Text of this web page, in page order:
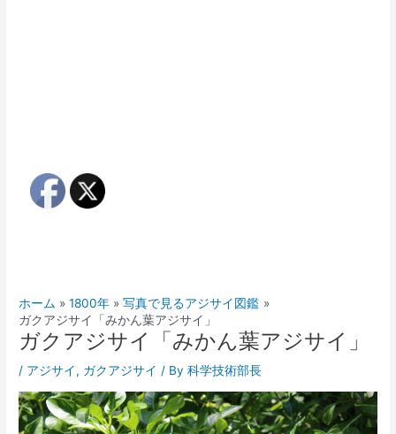
ホーム 1800年
写真で見るアジサイ図鑑
ガクアジサイ「みかん葉アジサイ」
ガクアジサイ「みかん葉アジサイ」
/ アジサイ, ガクアジサイ / By科学技術部長